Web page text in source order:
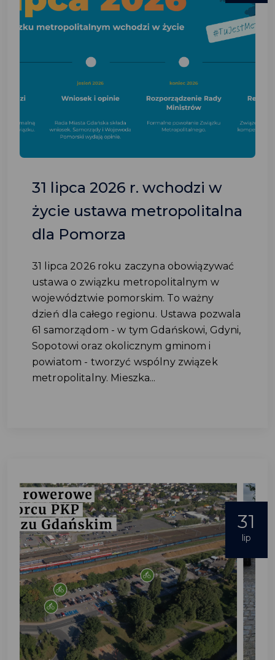
31 lipca 2026 r. wchodzi w
życie ustawa metropolitalna
dla Pomorza
31 lipca 2026 roku zaczyna obowiązywać
ustawa o związku metropolitalnym w
województwie pomorskim. To ważny
dzień dla całego regionu. Ustawa pozwala
61 samorządom - w tym Gdańskowi, Gdyni,
Sopotowi oraz okolicznym gminom i
powiatom - tworzyć wspólny związek
metropolitalny. Mieszka...
31
lip